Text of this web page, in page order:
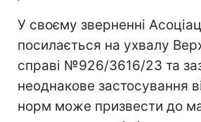
У своєму зверненні
посилається на ухвалу
справі №926/3616/23 та
неоднакове застосування
норм може призвести до